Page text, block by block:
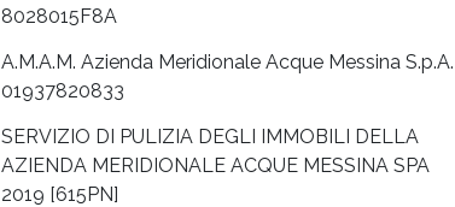
8028015F8A
A.M.A.M. Azienda Meridionale Acque Messina S.p.A.
01937820833
SERVIZIO DI PULIZIA DEGLI IMMOBILI DELLA
AZIENDA MERIDIONALE ACQUE MESSINA SPA
2019 [615PN]